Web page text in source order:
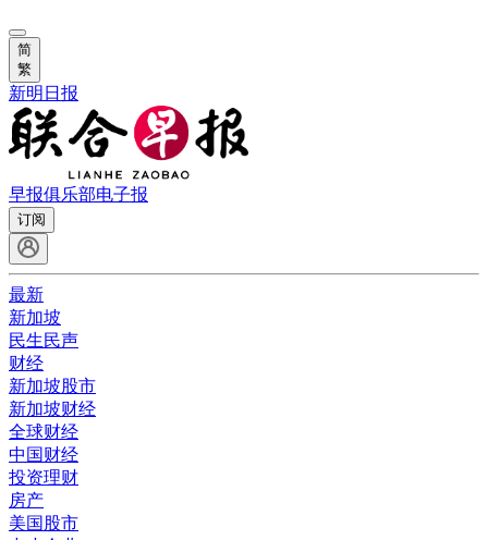
简
繁
新明日报
早报俱乐部电子报
订阅
最新
新加坡
民生民声
财经
新加坡股市
新加坡财经
全球财经
中国财经
投资理财
房产
美国股市